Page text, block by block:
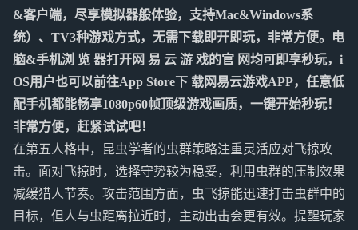
&客户端，尽享模拟器般体验，支持Mac&Windows系
统）、TV3种游戏方式，无需下载即开即玩，非常方便。电
脑&手机浏 览 器打开网 易 云 游 戏的官 网均可即享秒玩，i
OS用户也可以前往App Store下 载网易云游戏APP，任意低
配手机都能畅享1080p60帧顶级游戏画质，一键开始秒玩！
非常方便，赶紧试试吧！
在第五人格中，昆虫学者的虫群策略注重灵活应对飞掠攻
击。面对飞掠时，选择守势较为稳妥，利用虫群的压制效果
减缓猎人节奏。攻击范围方面，虫飞掠能迅速打击虫群中的
目标，但人与虫距离拉近时，主动出击会更有效。提醒玩家